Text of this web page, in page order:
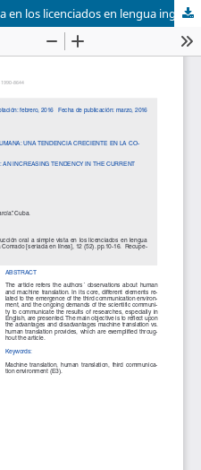
La traducción oral a simple vista en los licenciados en lengua inglesa. Apuntes didácticos-metodológicos